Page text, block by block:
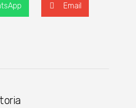
Email